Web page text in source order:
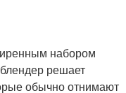
набором
решает
обычно отнимают